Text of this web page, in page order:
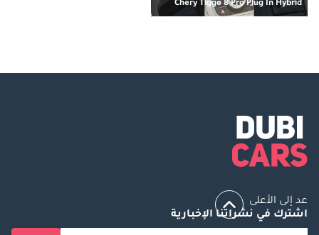
Chery Tiggo 8 Pro Plug In Hybrid
عد إلى الأعلى
اشترك في نشراتنا الإخبارية